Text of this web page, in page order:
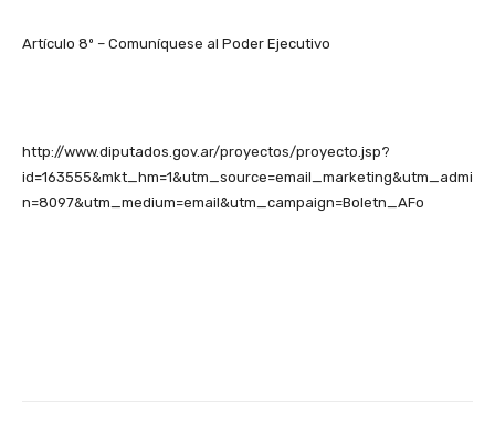
Artículo 8º – Comuníquese al Poder Ejecutivo
http://www.diputados.gov.ar/proyectos/proyecto.jsp?
id=163555&mkt_hm=1&utm_source=email_marketing&utm_admi
n=8097&utm_medium=email&utm_campaign=Boletn_AFo